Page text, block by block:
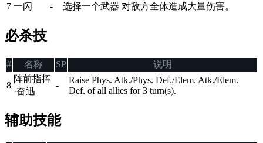
7 一闪 - 选择一个武器 对敌方全体造成大量伤害。
必杀技
# 名称 SP 说明
8
阵前指挥
·奋迅
-
Raise Phys. Atk./Phys. Def./Elem. Atk./Elem.
Def. of all allies for 3 turn(s).
辅助技能